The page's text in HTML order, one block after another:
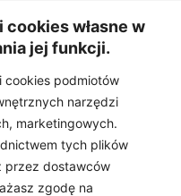
własne w
jej funkcji.
cookies podmiotów
narzędzi
marketingowych.
tych plików
przez dostawców
zgodę na